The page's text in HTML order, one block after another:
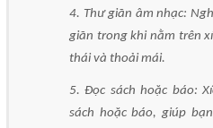
4. Thư giãn âm nhạc:
giãn trong khi nằm trên
thái và thoải mái.
5. Đọc sách hoặc báo:
sách hoặc báo, giúp